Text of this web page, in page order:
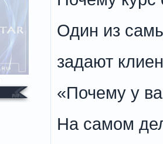
Один из
задают
«Почему у
На самом